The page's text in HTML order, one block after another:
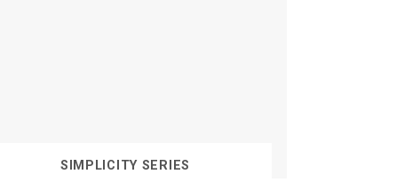
SIMPLICITY SERIES